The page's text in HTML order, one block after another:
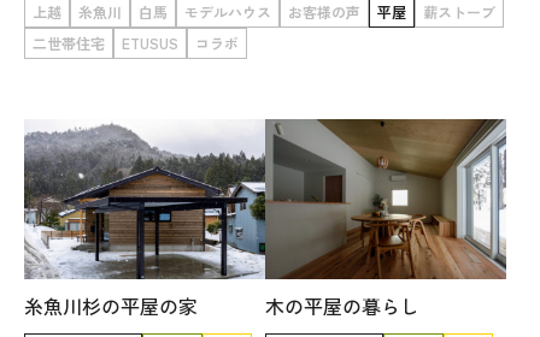
WoodStrucX™（ウッドストラクス™）
ISSH糸魚川住宅認定基準
会社案内
モデルハウス
上越 糸魚川 白馬 モデルハウス お客様の声 平屋
薪ストーブ
二世帯住宅
ETUSUS コラボ
糸魚川杉の平屋の家 木の平屋の暮らし